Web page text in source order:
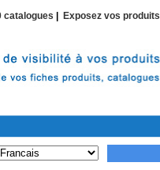
catalogues Exposez vos produits